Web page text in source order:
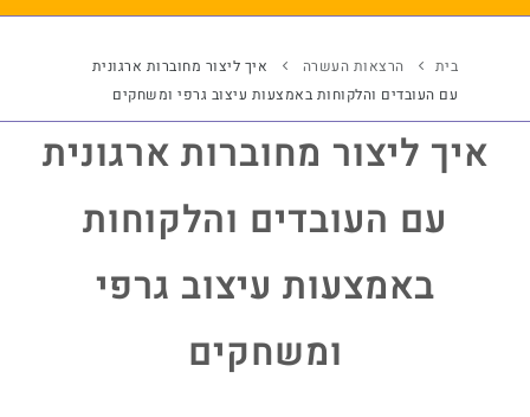
לומדים עם BIZCO
בית הרצאות העשרה
איך ליצור מחוברות ארגונית
עם העובדים והלקוחות באמצעות עיצוב גרפי ומשחקים
איך ליצור מחוברות ארגונית
עם העובדים והלקוחות
באמצעות עיצוב גרפי
ומשחקים